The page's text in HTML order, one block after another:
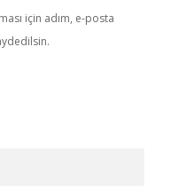
için adım, e-posta